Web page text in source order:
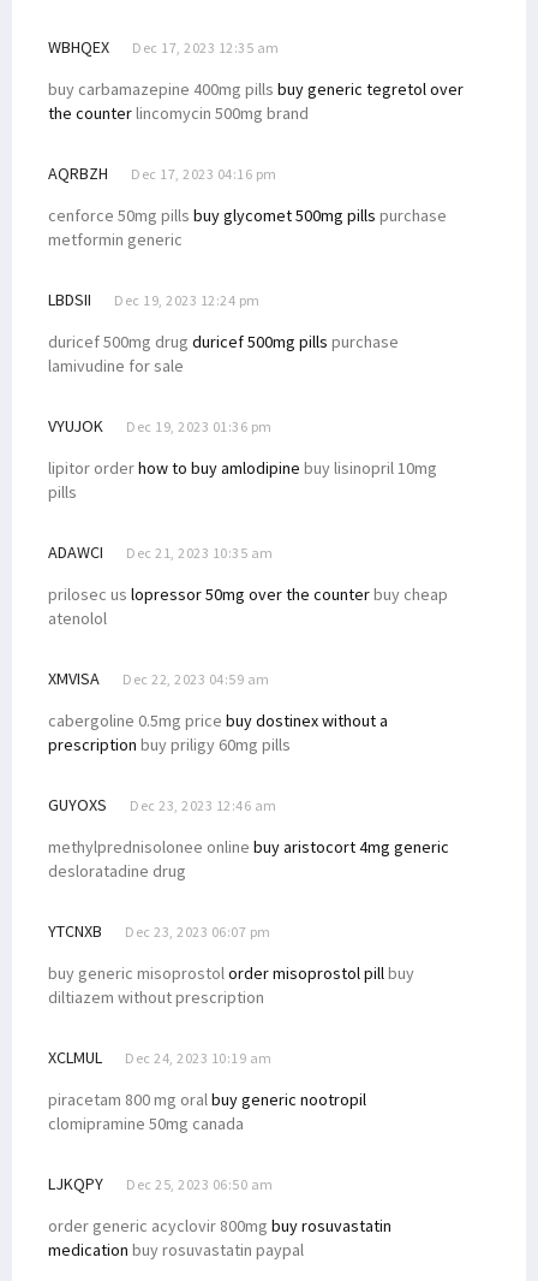
WBHQEX Dec 17, 2023 12:35 am
buy carbamazepine 400mg pills buy generic tegretol over
the counterlincomycin 500mg brand
AQRBZH Dec 17, 2023 04:16 pm
cenforce 50mg pills buy glycomet 500mg pills purchase
metformin generic
LBDSII Dec 19, 2023 12:24 pm
duricef 500mg drug duricef 500mg pills purchase
lamivudine for sale
VYUJOK Dec 19, 2023 01:36 pm
lipitor orderhow to buy amlodipine buy lisinopril 10mg
pills
ADAWCI Dec 21, 2023 10:35 am
prilosec us lopressor 50mg over the counterbuy cheap
atenolol
XMVISA Dec 22, 2023 04:59 am
cabergoline 0.5mg price buy dostinex without a
prescription buy priligy 60mg pills
GUYOXS Dec 23, 2023 12:46 am
methylprednisolonee online buy aristocort 4mg generic
desloratadine drug
YTCNXB Dec 23, 2023 06:07 pm
buy generic misoprostolorder misoprostol pillbuy
diltiazem without prescription
XCLMUL Dec 24, 2023 10:19 am
piracetam 800 mg oralbuy generic nootropil
clomipramine 50mg canada
LJKQPY Dec 25, 2023 06:50 am
order generic acyclovir 800mg buy rosuvastatin
medication buy rosuvastatin paypal